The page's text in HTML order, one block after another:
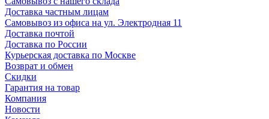
Доставка частным лицам
Самовывоз из офиса на ул. Электродная 11
Доставка почтой
Доставка по России
Курьерская доставка по Москве
Возврат и обмен
Скидки
Гарантия на товар
Компания
Новости